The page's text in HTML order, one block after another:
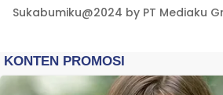
Sukabumiku@2024 by PT Mediaku